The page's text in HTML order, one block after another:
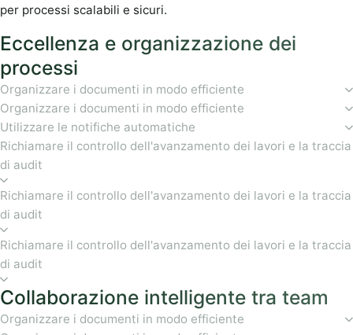
per processi scalabili e sicuri.
Eccellenza e organizzazione dei
processi
Organizzare i documenti in modo efficiente
Organizzare i documenti in modo efficiente
Utilizzare le notifiche automatiche
Richiamare il controllo dell'avanzamento dei lavori e la traccia
di audit
Richiamare il controllo dell'avanzamento dei lavori e la traccia
di audit
Richiamare il controllo dell'avanzamento dei lavori e la traccia
di audit
Collaborazione intelligente tra team
Organizzare i documenti in modo efficiente